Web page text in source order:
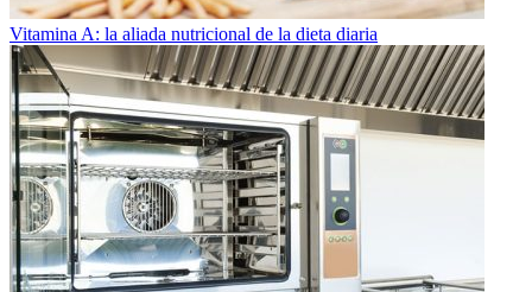
Vitamina A: la aliada nutricional de la dieta diaria